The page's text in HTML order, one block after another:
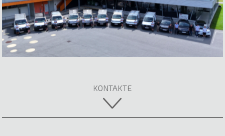
Lea Oberparleiter
Fachberaterin
05522 51722
KONTAKTE